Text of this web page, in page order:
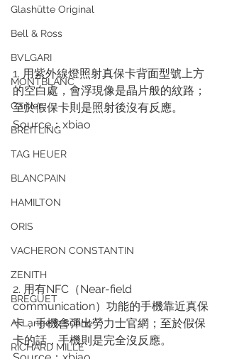
Glashütte Original
Bell & Ross
BVLGARI
MONTBLANC
Cartier
BREITLING
TAG HEUER
BLANCPAIN
HAMILTON
ORIS
VACHERON CONSTANTIN
ZENITH
BREGUET
A. Lange & Söhne
RICHARD MILLE
1. 用紫外線燈照射真保卡背面型號上方
的空白處，會浮現像是晶片般的紋路；
至於假保卡則是照射後沒有反應。
Source：xbiao
2. 用有NFC（Near-field
communication）功能的手機靠近真保
卡，手機會彈出勞力士官網；至於假保
卡的話，手機則是完全沒反應。